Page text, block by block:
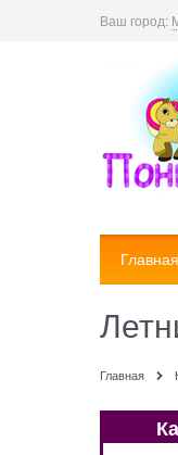
Ваш город:
Главная
Главная